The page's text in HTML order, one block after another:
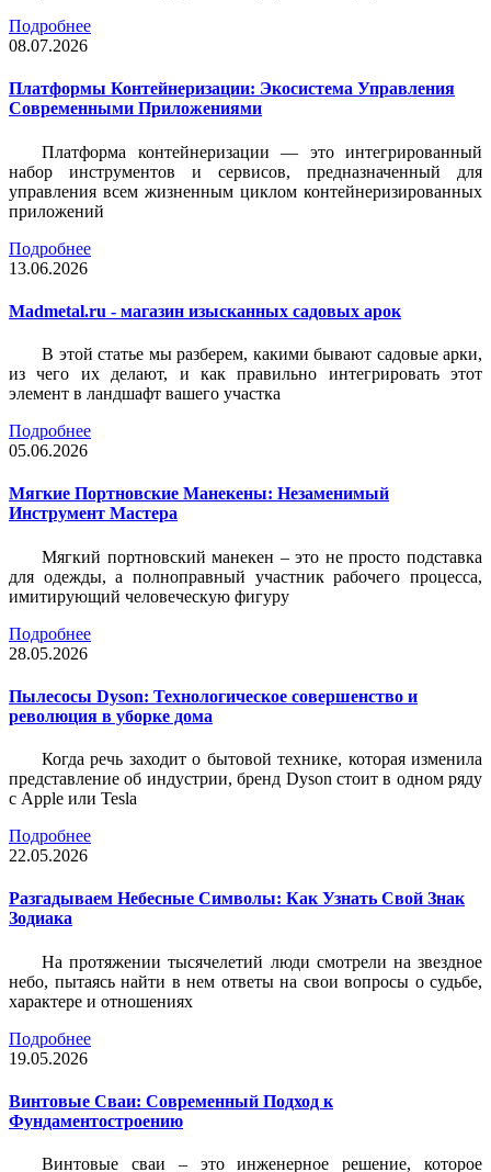
Подробнее
08.07.2026
Платформы Контейнеризации: Экосистема Управления
Современными Приложениями
Платформа контейнеризации — это интегрированный
набор инструментов и сервисов, предназначенный для
управления всем жизненным циклом контейнеризированных
приложений
Подробнее
13.06.2026
Madmetal.ru - магазин изысканных садовых арок
В этой статье мы разберем, какими бывают садовые арки,
из чего их делают, и как правильно интегрировать этот
элемент в ландшафт вашего участка
Подробнее
05.06.2026
Мягкие Портновские Манекены: Незаменимый
Инструмент Мастера
Мягкий портновский манекен – это не просто подставка
для одежды, а полноправный участник рабочего процесса,
имитирующий человеческую фигуру
Подробнее
28.05.2026
Пылесосы Dyson: Технологическое совершенство и
революция в уборке дома
Когда речь заходит о бытовой технике, которая изменила
представление об индустрии, бренд Dyson стоит в одном ряду
с Apple или Tesla
Подробнее
22.05.2026
Разгадываем Небесные Символы: Как Узнать Свой Знак
Зодиака
На протяжении тысячелетий люди смотрели на звездное
небо, пытаясь найти в нем ответы на свои вопросы о судьбе,
характере и отношениях
Подробнее
19.05.2026
Винтовые Сваи: Современный Подход к
Фундаментостроению
Винтовые сваи – это инженерное решение, которое